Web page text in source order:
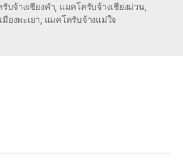
บจ้างเชียงคำ, แมคโครับจ้างเชียงม่วน,
องพะเยา, แมคโครับจ้างแม่ใจ